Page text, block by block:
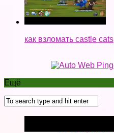
как взломать castle cats
Ещё